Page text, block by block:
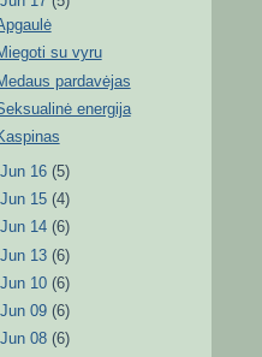
su vyru
pardavėjas
energija
Jun 16(5)
Jun 15(4)
Jun 14(6)
Jun 13(6)
Jun 10(6)
Jun 09(6)
Jun 08(6)